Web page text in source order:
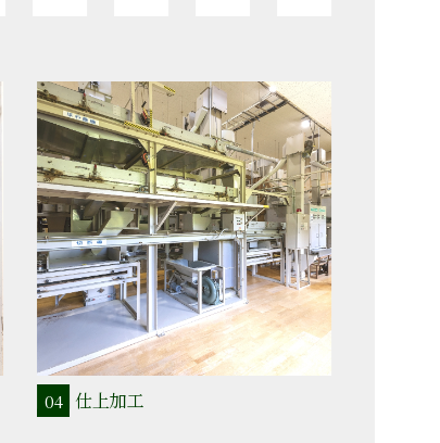
04 仕上加工